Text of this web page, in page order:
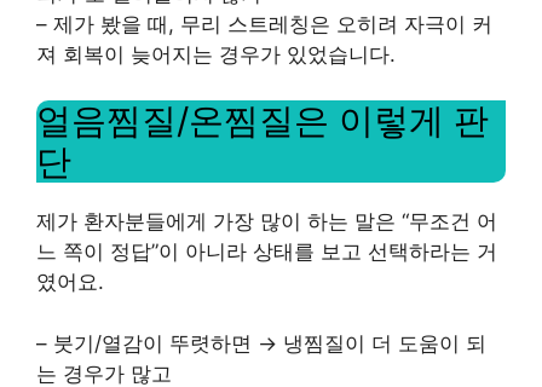
– 제가 봤을 때, 무리 스트레칭은 오히려 자극이 커
져 회복이 늦어지는 경우가 있었습니다.
얼음찜질/온찜질은 이렇게 판
단
제가 환자분들에게 가장 많이 하는 말은 “무조건 어
느 쪽이 정답”이 아니라 상태를 보고 선택하라는 거
였어요.
– 붓기/열감이 뚜렷하면 → 냉찜질이 더 도움이 되
는 경우가 많고